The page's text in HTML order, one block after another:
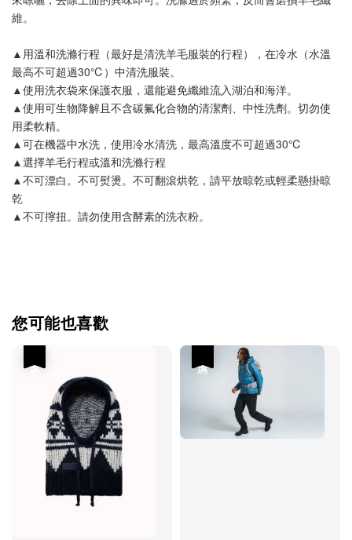
維。
▲用溫和洗滌行程（最好是清洗羊毛服裝的行程），在冷水（水溫
最高不可超過30℃）中清洗服裝。
▲使用洗衣袋來保護衣服，還能避免纖維流入湖泊和海洋。
▲使用可生物降解且不含碳氟化合物的清潔劑、中性洗劑。切勿使
用柔軟精。
▲可在機器中水洗，使用冷水清洗，最高溫度不可超過30℃
▲選擇羊毛行程或溫和洗滌行程
▲不可漂白。不可熨燙。不可翻滾烘乾，請平放晾乾或輕柔懸掛晾
乾
▲不可擰扭。請勿使用含酵素的洗衣粉。
您可能也喜歡